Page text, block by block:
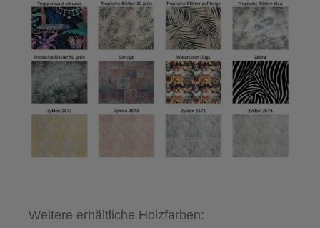
Weitere erhältliche Holzfarben: